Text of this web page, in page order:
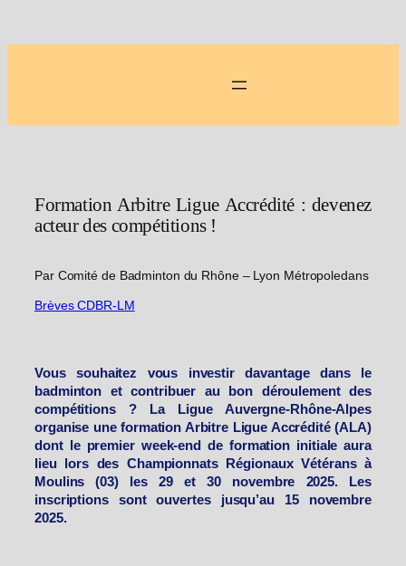
Formation Arbitre Ligue Accrédité : devenez
acteur des compétitions !
Par Comité de Badminton du Rhône – Lyon Métropoledans
Brèves CDBR-LM
Vous souhaitez vous investir davantage dans le
badminton et contribuer au bon déroulement des
compétitions ? La Ligue Auvergne-Rhône-Alpes
organise une formation Arbitre Ligue Accrédité (ALA)
dont le premier week-end de formation initiale aura
lieu lors des Championnats Régionaux Vétérans à
Moulins (03) les 29 et 30 novembre 2025. Les
inscriptions sont ouvertes jusqu’au 15 novembre
2025.